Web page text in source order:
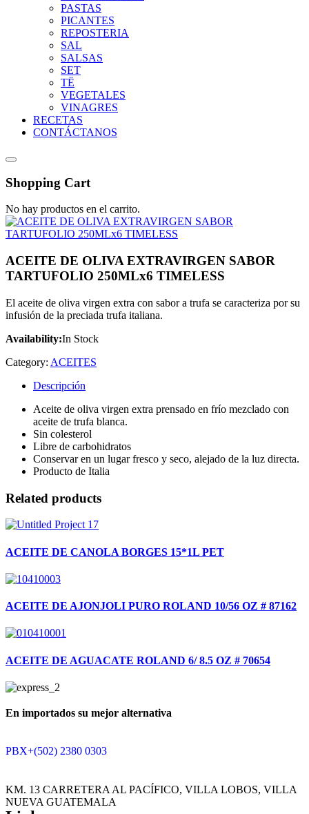
PASTAS
PICANTES
REPOSTERIA
SAL
SALSAS
SET
TË
VEGETALES
VINAGRES
RECETAS
CONTÁCTANOS
Shopping Cart
No hay productos en el carrito.
ACEITE DE OLIVA EXTRAVIRGEN SABOR
TARTUFOLIO 250MLx6 TIMELESS
El aceite de oliva virgen extra con sabor a trufa se caracteriza por su
infusión de la preciada trufa italiana.
Availability:In Stock
Category: ACEITES
Descripción
Aceite de oliva virgen extra prensado en frío mezclado con
aceite de trufa blanca.
Sin colesterol
Libre de carbohidratos
Conservar en un lugar fresco y seco, alejado de la luz directa.
Producto de Italia
Related products
ACEITE DE CANOLA BORGES 15*1L PET
ACEITE DE AJONJOLI PURO ROLAND 10/56 OZ # 87162
ACEITE DE AGUACATE ROLAND 6/ 8.5 OZ # 70654
En importados su mejor alternativa
PBX+(502) 2380 0303
KM. 13 CARRETERA AL PACÍFICO, VILLA LOBOS, VILLA
NUEVA GUATEMALA